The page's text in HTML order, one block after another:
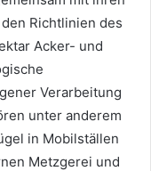
Richtlinien des
Acker- und
Verarbeitung
unter anderem
in Mobilställen
Metzgerei und